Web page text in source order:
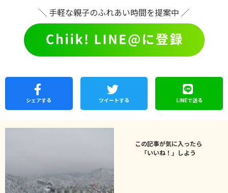
＼ 手軽な親子のふれあい時間を提案中 ／
シェアする ツイートする LINEで送る
この記事が気に入ったら
「いいね！」しよう